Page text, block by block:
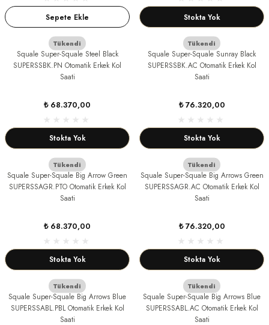
Sepete Ekle Stokta Yok
Tükendi
Squale Super-Squale Steel Black
SUPERSSBK.PN Otomatik Erkek Kol
Saati
₺ 68.370,00
Stokta Yok
Tükendi
Squale Super-Squale Sunray Black
SUPERSSBK.AC Otomatik Erkek Kol
Saati
₺ 76.320,00
Stokta Yok
Tükendi
Squale Super-Squale Big Arrow Green
SUPERSSAGR.PTO Otomatik Erkek Kol
Saati
₺ 68.370,00
Stokta Yok
Tükendi
Squale Super-Squale Big Arrows Green
SUPERSSAGR.AC Otomatik Erkek Kol
Saati
₺ 76.320,00
Stokta Yok
Tükendi
Squale Super-Squale Big Arrows Blue
SUPERSSABL.PBL Otomatik Erkek Kol
Saati
Tükendi
Squale Super-Squale Big Arrows Blue
SUPERSSABL.AC Otomatik Erkek Kol
Saati